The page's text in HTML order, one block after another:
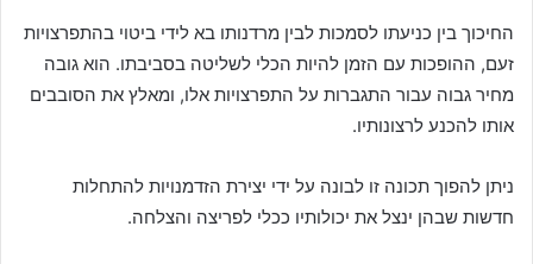
החיכוך בין כניעתו לסמכות לבין מרדנותו בא לידי ביטוי בהתפרצויות
זעם, ההופכות עם הזמן להיות הכלי לשליטה בסביבתו. הוא גובה
מחיר גבוה עבור התגברות על התפרצויות אלו, ומאלץ את הסובבים
אותו להכנע לרצונותיו.
ניתן להפוך תכונה זו לבונה על ידי יצירת הזדמנויות להתחלות
חדשות שבהן ינצל את יכולותיו ככלי לפריצה והצלחה.